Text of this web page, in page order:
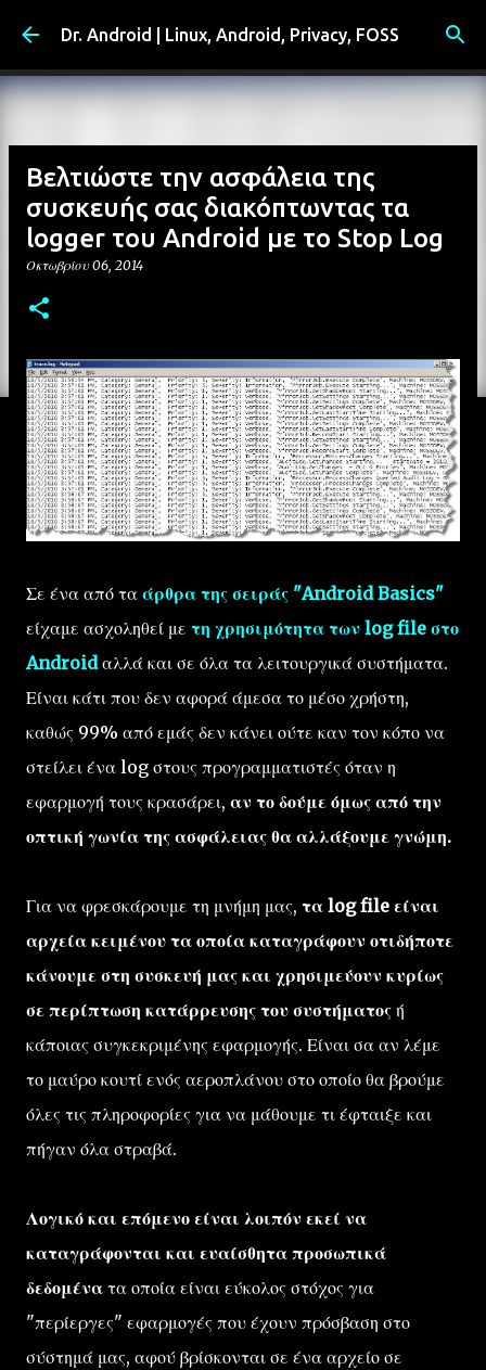
Μετάβαση στο κύριο περιεχόμενο
Dr. Android | Linux, Android, Privacy, FOSS
Βελτιώστε την ασφάλεια της
συσκευής σας διακόπτωντας τα
logger του Android με το Stop Log
Οκτωβρίου 06, 2014
Σε ένα από τα άρθρα της σειράς "Android Basics"
είχαμε ασχοληθεί με τη χρησιμότητα των log file στο
Androidαλλά και σε όλα τα λειτουργικά συστήματα.
Είναι κάτι που δεν αφορά άμεσα το μέσο χρήστη,
καθώς 99% από εμάς δεν κάνει ούτε καν τον κόπο να
στείλει ένα log στους προγραμματιστές όταν η
εφαρμογή τους κρασάρει, αν το δούμε όμως από την
οπτική γωνία της ασφάλειας θα αλλάξουμε γνώμη.
Για να φρεσκάρουμε τη μνήμη μας, τα log file είναι
αρχεία κειμένου τα οποία καταγράφουν οτιδήποτε
κάνουμε στη συσκευή μας και χρησιμεύουν κυρίως
σε περίπτωση κατάρρευσης του συστήματος ή
κάποιας συγκεκριμένης εφαρμογής. Είναι σα αν λέμε
το μαύρο κουτί ενός αεροπλάνου στο οποίο θα βρούμε
όλες τις πληροφορίες για να μάθουμε τι έφταιξε και
πήγαν όλα στραβά.
Λογικό και επόμενο είναι λοιπόν εκεί να
καταγράφονται και ευαίσθητα προσωπικά
δεδομένα τα οποία είναι εύκολος στόχος για
"περίεργες" εφαρμογές που έχουν πρόσβαση στο
σύστημά μας, αφού βρίσκονται σε ένα αρχείο σε